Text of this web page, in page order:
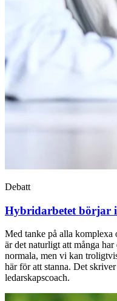
Debatt
Hybridarbetet börjar i
Med tanke på alla komplexa
är det naturligt att många
normala, men vi kan
här för att stanna. Det
ledarskapscoach.